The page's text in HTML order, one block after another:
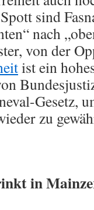
sind
nach
von der
ist ein
Gesetz,
zu
in